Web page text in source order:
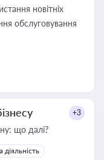
новітніх
обслуговування
+3
що далі?
діяльність